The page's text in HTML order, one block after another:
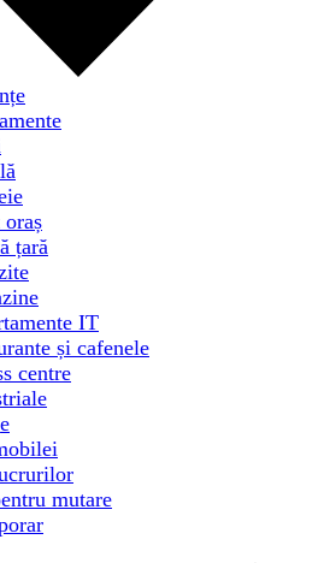
țară
IT
și cafenele
centre
mutare